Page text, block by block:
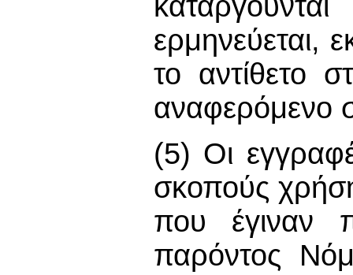
ερμηνεύεται,
το αντίθετο
αναφερόμενο
(5) Οι
σκοπούς
που έγιναν
παρόντος